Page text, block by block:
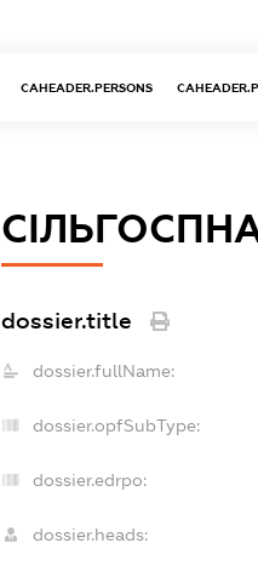
CAHEADER.PERSONS
dossier.title
dossier.fullName:
dossier.opfSubType:
dossier.edrpo:
dossier.heads: